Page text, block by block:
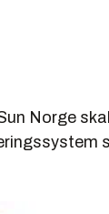
Norge